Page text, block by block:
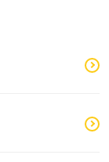
いから負担
なればと思